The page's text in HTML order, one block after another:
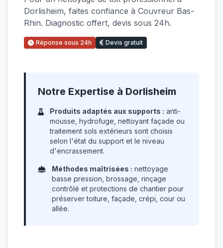
Dorlisheim, faites confiance à Couvreur Bas-
Rhin. Diagnostic offert, devis sous 24h.
Réponse sous 24h Devis gratuit
Notre Expertise à Dorlisheim
Produits adaptés aux supports : anti-
mousse, hydrofuge, nettoyant façade ou
traitement sols extérieurs sont choisis
selon l'état du support et le niveau
d'encrassement.
Méthodes maîtrisées : nettoyage
basse pression, brossage, rinçage
contrôlé et protections de chantier pour
préserver toiture, façade, crépi, cour ou
allée.